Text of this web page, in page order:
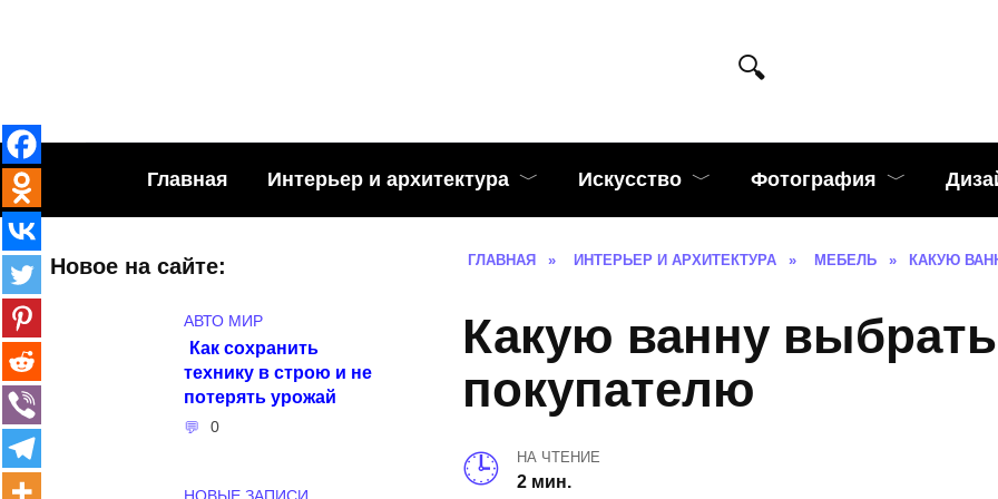
Главная Интерьер и архитектура Искусство Фотография
ГЛАВНАЯ » ИНТЕРЬЕР И АРХИТЕКТУРА » МЕБЕЛЬ » КАКУЮ
Какую ванну
покупателю
НА ЧТЕНИЕ
2 мин.
Новое на сайте:
АВТО МИР
Как сохранить
технику в строю и не
потерять урожай
0